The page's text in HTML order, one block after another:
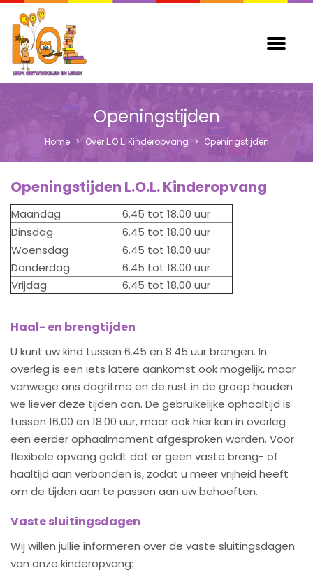
Openingstijden
Home > Over L.O.L. Kinderopvang > Openingstijden
Openingstijden L.O.L. Kinderopvang
Maandag
6.45 tot 18.00 uur
Dinsdag
6.45 tot 18.00 uur
Woensdag
6.45 tot 18.00 uur
Donderdag
6.45 tot 18.00 uur
Vrijdag
6.45 tot 18.00 uur
Haal- en brengtijden
U kunt uw kind tussen 6.45 en 8.45 uur brengen. In
overleg is een iets latere aankomst ook mogelijk, maar
vanwege ons dagritme en de rust in de groep houden
we liever deze tijden aan. De gebruikelijke ophaaltijd is
tussen 16.00 en 18.00 uur, maar ook hier kan in overleg
een eerder ophaalmoment afgesproken worden. Voor
flexibele opvang geldt dat er geen vaste breng- of
haaltijd aan verbonden is, zodat u meer vrijheid heeft
om de tijden aan te passen aan uw behoeften.
Vaste sluitingsdagen
Wij willen jullie informeren over de vaste sluitingsdagen
van onze kinderopvang: